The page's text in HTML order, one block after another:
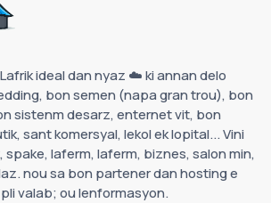
ideal dan nyaz ☁️ ki annan delo
bon semen (napa gran trou), bon
sistenm desarz, enternet vit, bon
sant komersyal, lekol ek lopital... Vini
spake, laferm, laferm, biznes, salon min,
nou sa bon partener dan hosting e
valab; ou lenformasyon.